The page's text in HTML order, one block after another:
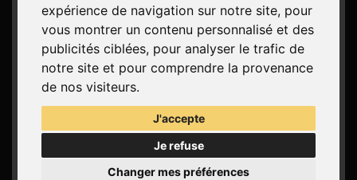
expérience de navigation sur notre site, pour
vous montrer un contenu personnalisé et des
publicités ciblées, pour analyser le trafic de
notre site et pour comprendre la provenance
de nos visiteurs.
J'accepte
Je refuse
Changer mes préférences
Panier(vide)
Aucun produit
Livraison gratuite !
Livraison